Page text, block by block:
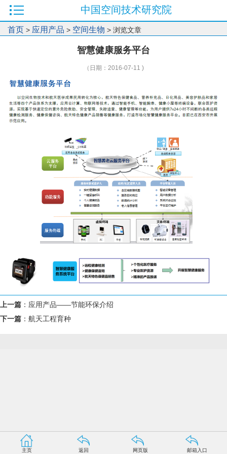
中国空间技术研究院
首页 > 应用产品 > 空间生物 > 浏览文章
智慧健康服务平台
（日期：2016-07-11 )
上一篇 ： 应用产品——节能环保介绍
下一篇 ： 航天工程育种
主页 返回 网页版 邮箱入口